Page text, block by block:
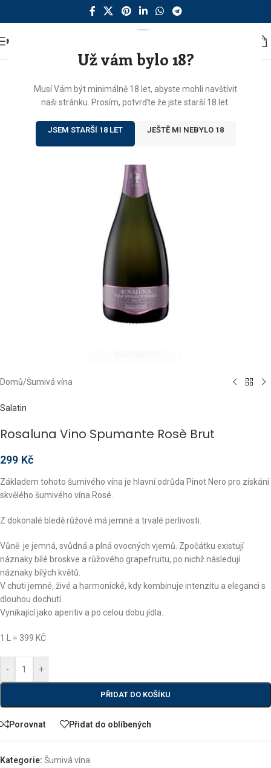
Už vám bylo 18?
Musí Vám být minimálně 18 let, abyste mohli navštívit
naši stránku. Prosím, potvrďte že jste starší 18 let.
JSEM STARŠÍ 18 LET JEŠTĚ MI NEBYLO 18
MENU
Domů/Šumivá vína
Salatin
Rosaluna Vino Spumante Rosè Brut
299 Kč
Základem tohoto šumivého vína je hlavní odrůda Pinot Nero pro získání
skvělého šumivého vína Rosé.
Z dokonalé bledě růžové má jemné a trvalé perlivosti.
Vůně je jemná, svůdná a plná ovocných vjemů. Zpočátku existují
náznaky bílé broskve a růžového grapefruitu, po nichž následují
náznaky bílých květů.
V chuti jemné, živé a harmonické, kdy kombinuje intenzitu a eleganci s
dlouhou dochutí.
Vynikající jako aperitiv a po celou dobu jídla.
1 L = 399 KČ
- +
PŘIDAT DO KOŠÍKU
Porovnat Přidat do oblíbených
Kategorie: Šumivá vína